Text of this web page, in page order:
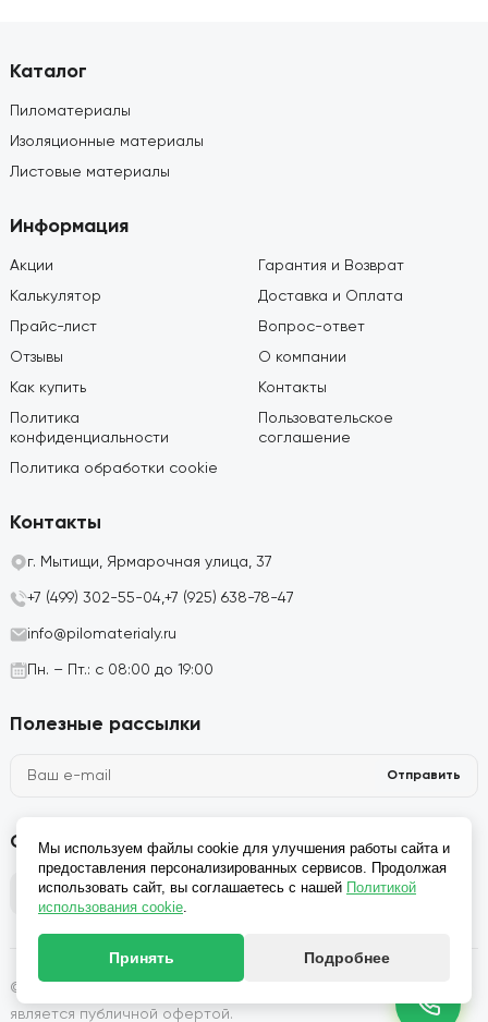
Каталог
Пиломатериалы
Изоляционные материалы
Листовые материалы
Информация
Акции
Калькулятор
Прайс-лист
Отзывы
Как купить
Политика
конфиденциальности
Политика обработки cookie
Гарантия и Возврат
Доставка и Оплата
Вопрос-ответ
О компании
Контакты
Пользовательское
соглашение
Контакты
г. Мытищи, Ярмарочная улица, 37
+7 (499) 302-55-04,+7 (925) 638-78-47
info@pilomaterialy.ru
Пн. – Пт.: с 08:00 до 19:00
Полезные рассылки
Отправить
Социальные сети
© 2026, Производство и продажа пиломатериалов: Сайт не
является публичной офертой.
Мы используем файлы cookie для улучшения работы сайта и
предоставления персонализированных сервисов. Продолжая
использовать сайт, вы соглашаетесь с нашей Политикой
использования cookie.
Принять Подробнее